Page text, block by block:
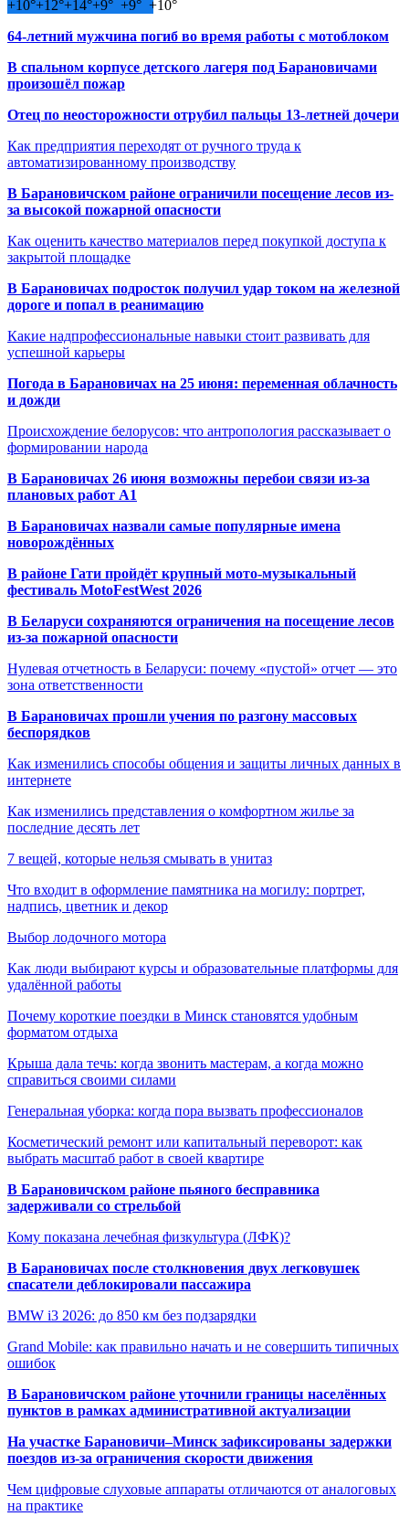
+10°+12°+14°+9° +9° +10°
64-летний мужчина погиб во время работы с мотоблоком
В спальном корпусе детского лагеря под Барановичами
произошёл пожар
Отец по неосторожности отрубил пальцы 13-летней дочери
Как предприятия переходят от ручного труда к
автоматизированному производству
В Барановичском районе ограничили посещение лесов из-
за высокой пожарной опасности
Как оценить качество материалов перед покупкой доступа к
закрытой площадке
В Барановичах подросток получил удар током на железной
дороге и попал в реанимацию
Какие надпрофессиональные навыки стоит развивать для
успешной карьеры
Погода в Барановичах на 25 июня: переменная облачность
и дожди
Происхождение белорусов: что антропология рассказывает о
формировании народа
В Барановичах 26 июня возможны перебои связи из-за
плановых работ A1
В Барановичах назвали самые популярные имена
новорождённых
В районе Гати пройдёт крупный мото-музыкальный
фестиваль MotoFestWest 2026
В Беларуси сохраняются ограничения на посещение лесов
из-за пожарной опасности
Нулевая отчетность в Беларуси: почему «пустой» отчет — это
зона ответственности
В Барановичах прошли учения по разгону массовых
беспорядков
Как изменились способы общения и защиты личных данных в
интернете
Как изменились представления о комфортном жилье за
последние десять лет
7 вещей, которые нельзя смывать в унитаз
Что входит в оформление памятника на могилу: портрет,
надпись, цветник и декор
Выбор лодочного мотора
Как люди выбирают курсы и образовательные платформы для
удалённой работы
Почему короткие поездки в Минск становятся удобным
форматом отдыха
Крыша дала течь: когда звонить мастерам, а когда можно
справиться своими силами
Генеральная уборка: когда пора вызвать профессионалов
Косметический ремонт или капитальный переворот: как
выбрать масштаб работ в своей квартире
В Барановичском районе пьяного бесправника
задерживали со стрельбой
Кому показана лечебная физкультура (ЛФК)?
В Барановичах после столкновения двух легковушек
спасатели деблокировали пассажира
BMW i3 2026: до 850 км без подзарядки
Grand Mobile: как правильно начать и не совершить типичных
ошибок
В Барановичском районе уточнили границы населённых
пунктов в рамках административной актуализации
На участке Барановичи–Минск зафиксированы задержки
поездов из-за ограничения скорости движения
Чем цифровые слуховые аппараты отличаются от аналоговых
на практике